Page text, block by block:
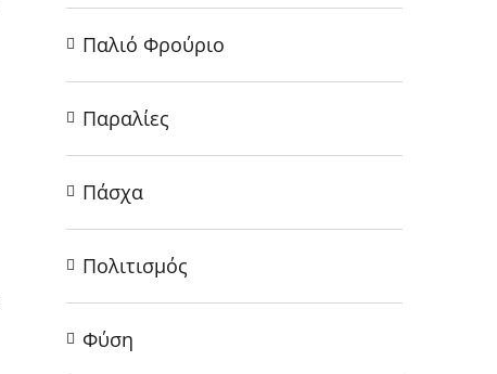
Παλιό Φρούριο
Παραλίες
Πάσχα
Πολιτισμός
Φύση